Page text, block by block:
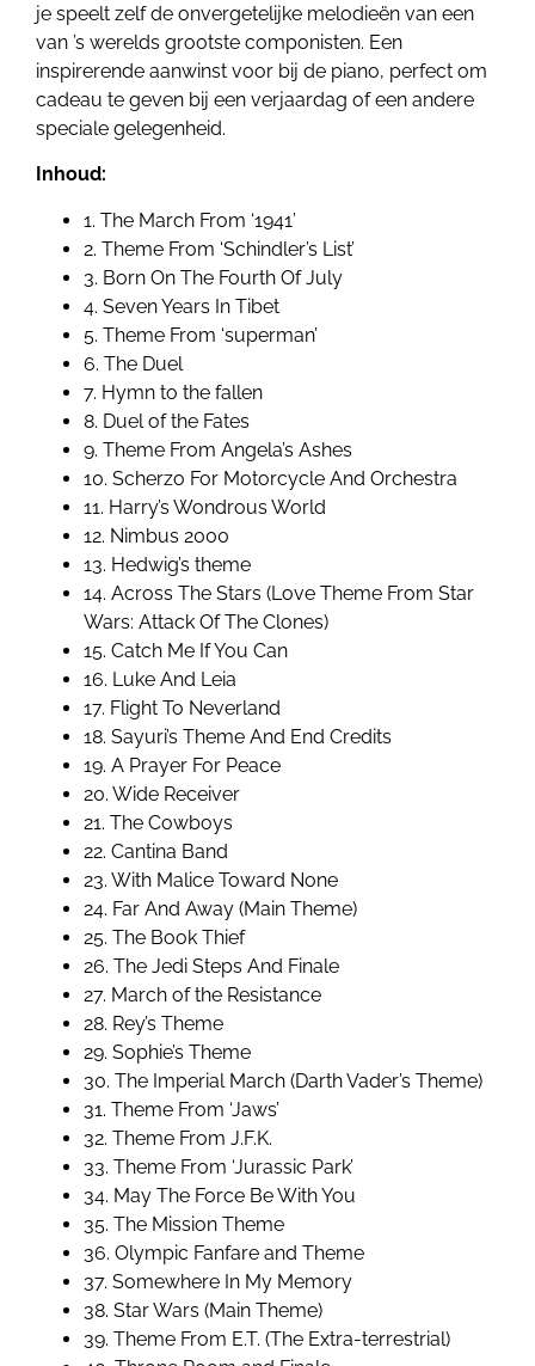
je speelt zelf de onvergetelijke melodieën van een
van ’s werelds grootste componisten. Een
inspirerende aanwinst voor bij de piano, perfect om
cadeau te geven bij een verjaardag of een andere
speciale gelegenheid.
Inhoud:
1. The March From ‘1941’
2. Theme From ‘Schindler’s List’
3. Born On The Fourth Of July
4. Seven Years In Tibet
5. Theme From ‘superman’
6. The Duel
7. Hymn to the fallen
8. Duel of the Fates
9. Theme From Angela’s Ashes
10. Scherzo For Motorcycle And Orchestra
11. Harry’s Wondrous World
12. Nimbus 2000
13. Hedwig’s theme
14. Across The Stars (Love Theme From Star
Wars: Attack Of The Clones)
15. Catch Me If You Can
16. Luke And Leia
17. Flight To Neverland
18. Sayuri’s Theme And End Credits
19. A Prayer For Peace
20. Wide Receiver
21. The Cowboys
22. Cantina Band
23. With Malice Toward None
24. Far And Away (Main Theme)
25. The Book Thief
26. The Jedi Steps And Finale
27. March of the Resistance
28. Rey’s Theme
29. Sophie’s Theme
30. The Imperial March (Darth Vader’s Theme)
31. Theme From ‘Jaws’
32. Theme From J.F.K.
33. Theme From ‘Jurassic Park’
34. May The Force Be With You
35. The Mission Theme
36. Olympic Fanfare and Theme
37. Somewhere In My Memory
38. Star Wars (Main Theme)
39. Theme From E.T. (The Extra-terrestrial)